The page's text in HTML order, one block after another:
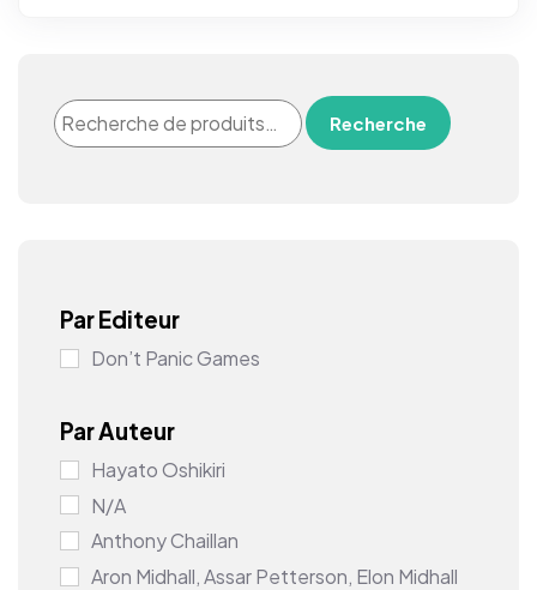
Recherche
Par Editeur
Don’t Panic Games
Par Auteur
Hayato Oshikiri
N/A
Anthony Chaillan
Aron Midhall, Assar Petterson, Elon Midhall